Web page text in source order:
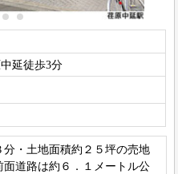
延徒歩3分
・土地面積約２５坪の売地
道路は約６．１メートル公